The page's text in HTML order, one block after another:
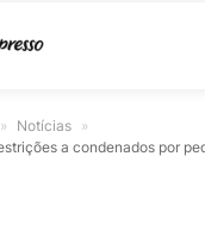
» Notícias »
a condenados por